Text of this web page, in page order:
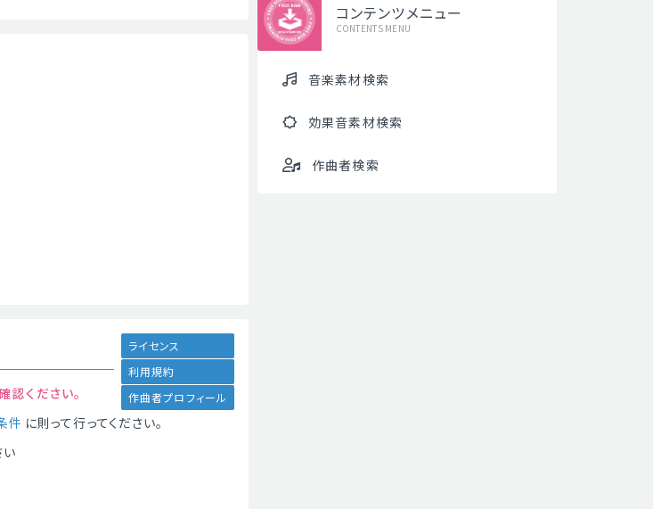
ライセンス
利用規約
作曲者プロフィール
認ください。
件 に則って行ってください。
い
コンテンツメニュー
CONTENTS MENU
音楽素材検索
効果音素材検索
作曲者検索